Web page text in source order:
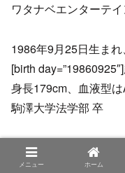
ワタナベエンターテ
1986年9月25日生ま
[birth
身長179cm、血液型
駒澤大学法学部 卒
本名は古張裕起（こば
メニュー ホーム